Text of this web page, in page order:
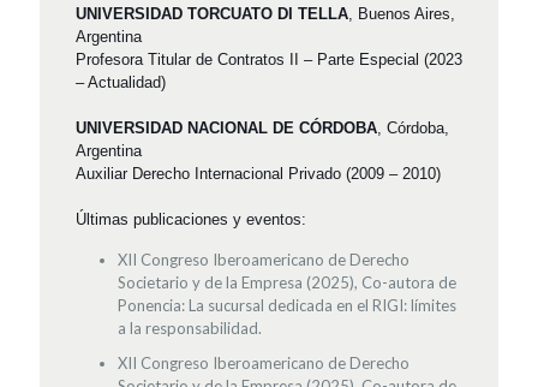
UNIVERSIDAD TORCUATO DI TELLA , Buenos Aires,
Argentina
Profesora Titular de Contratos II – Parte Especial (2023
– Actualidad)
UNIVERSIDAD NACIONAL DE CÓRDOBA , Córdoba,
Argentina
Auxiliar Derecho Internacional Privado (2009 – 2010)
Últimas publicaciones y eventos:
XII Congreso Iberoamericano de Derecho
Societario y de la Empresa (2025), Co-autora de
Ponencia: La sucursal dedicada en el RIGI: límites
a la responsabilidad.
XII Congreso Iberoamericano de Derecho